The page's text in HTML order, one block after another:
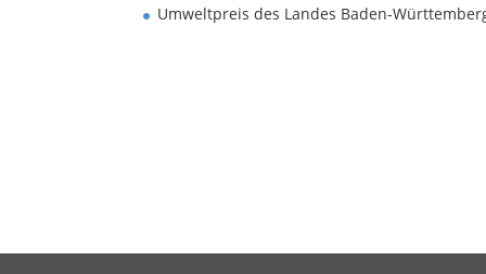
Umweltpreis des Landes Baden-